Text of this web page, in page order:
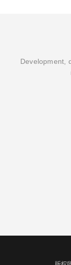
Development,